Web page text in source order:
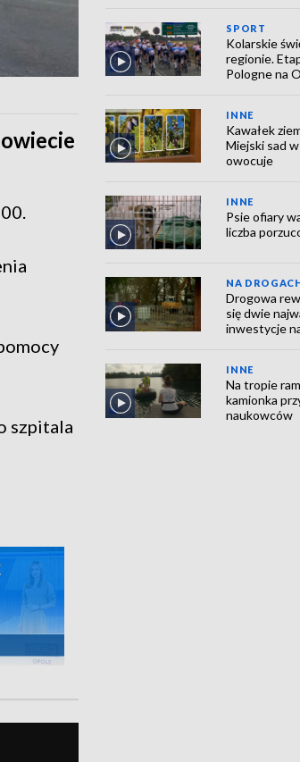
szpitala
SPORT
Kolarskie
regionie.
Pologne na
INNE
Kawałek
Miejski sad
owocuje
INNE
Psie ofiary
liczba
NA
Drogowa
się dwie
inwestycje
INNE
Na tropie
kamionka
naukowców